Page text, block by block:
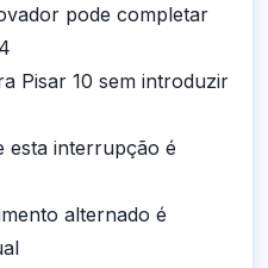
pode completar
Pisar 10 sem introduzir
esta interrupção é
alternado é